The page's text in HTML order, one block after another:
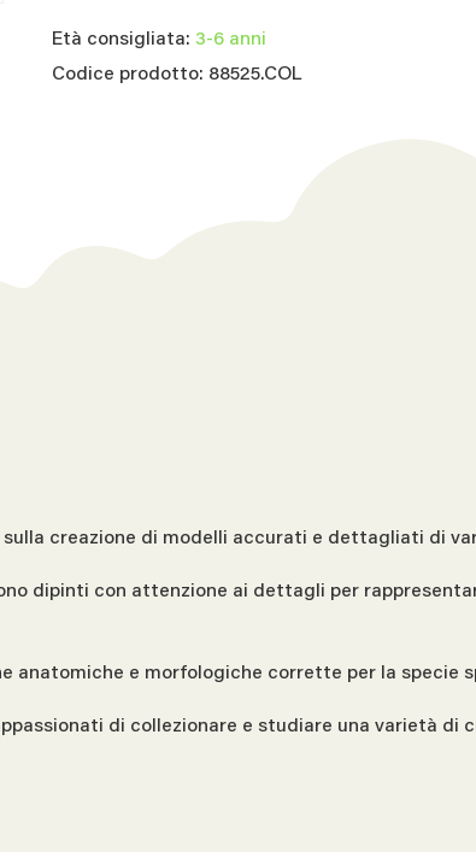
Età consigliata: 3-6 anni
Codice prodotto: 88525.COL
creazione di modelli accurati e dettagliati di
dipinti con attenzione ai dettagli per
anatomiche e morfologiche corrette per la specie
di collezionare e studiare una varietà di